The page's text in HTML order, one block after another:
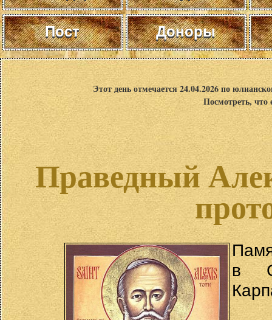
Пост Доноры
Этот день отмечается 24.04.2026 по
Посмотреть,
Праведный
в